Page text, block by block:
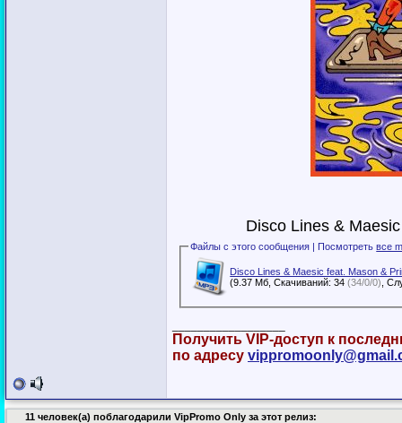
Disco Lines &
Файлы с этого сообщения | Посмотретьвсе
Disco Lines & Maesic feat. Mason &
(9.37 Мб, Скачиваний: 34(34/0/0)
Получить VIP-доступ к
по адресу
11 человек(а) поблагодарили VipPromo Only за этот релиз: